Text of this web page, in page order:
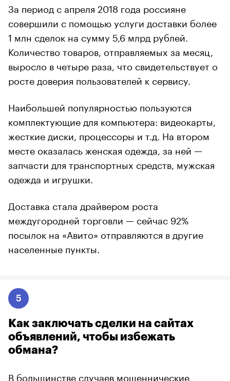
За период с апреля 2018 года россияне
совершили с помощью услуги доставки более
1 млн сделок на сумму 5,6 млрд рублей.
Количество товаров, отправляемых за месяц,
выросло в четыре раза, что свидетельствует о
росте доверия пользователей к сервису.
Наибольшей популярностью пользуются
комплектующие для компьютера: видеокарты,
жесткие диски, процессоры и т.д. На втором
месте оказалась женская одежда, за ней —
запчасти для транспортных средств, мужская
одежда и игрушки.
Доставка стала драйвером роста
междугородней торговли — сейчас 92%
посылок на «Авито» отправляются в другие
населенные пункты.
5
Как заключать сделки на сайтах
объявлений, чтобы избежать
обмана?
В большинстве случаев мошеннические